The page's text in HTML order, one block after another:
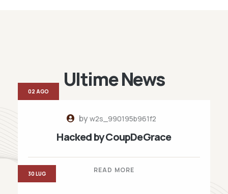
Ultime News
byw2s_990195b961f2
Hacked by CoupDeGrace
READ MORE
02 AGO
30 LUG